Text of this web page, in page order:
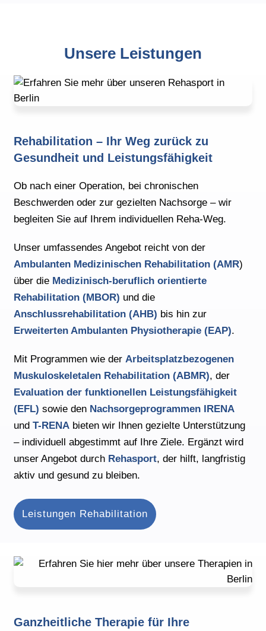
Unsere Leistungen
Rehabilitation – Ihr Weg zurück zu
Gesundheit und Leistungsfähigkeit
Ob nach einer Operation, bei chronischen
Beschwerden oder zur gezielten Nachsorge – wir
begleiten Sie auf Ihrem individuellen Reha-Weg.
Unser umfassendes Angebot reicht von der
Ambulanten Medizinischen Rehabilitation (AMR)
über die Medizinisch-beruflich orientierte
Rehabilitation (MBOR) und die
Anschlussrehabilitation (AHB) bis hin zur
Erweiterten Ambulanten Physiotherapie (EAP).
Mit Programmen wie der Arbeitsplatzbezogenen
Muskuloskeletalen Rehabilitation (ABMR), der
Evaluation der funktionellen Leistungsfähigkeit
(EFL) sowie den Nachsorgeprogrammen IRENA
undT-RENA bieten wir Ihnen gezielte Unterstützung
– individuell abgestimmt auf Ihre Ziele. Ergänzt wird
unser Angebot durch Rehasport, der hilft, langfristig
aktiv und gesund zu bleiben.
Leistungen Rehabilitation
Ganzheitliche Therapie für Ihre